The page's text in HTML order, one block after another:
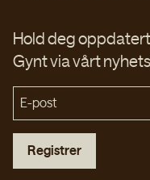
Hold deg
Gynt via vårt
Registrer